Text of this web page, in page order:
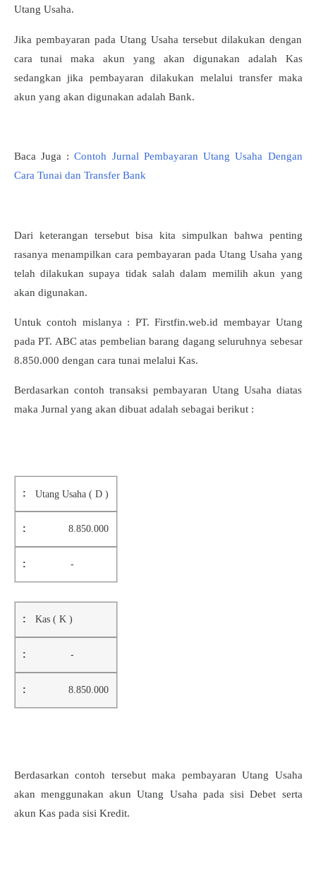
Utang Usaha.
Jika pembayaran pada Utang Usaha tersebut dilakukan dengan
cara tunai maka akun yang akan digunakan adalah Kas
sedangkan jika pembayaran dilakukan melalui transfer maka
akun yang akan digunakan adalah Bank.
Baca Juga :Contoh Jurnal Pembayaran Utang Usaha Dengan
Cara Tunai dan Transfer Bank
Dari keterangan tersebut bisa kita simpulkan bahwa penting
rasanya menampilkan cara pembayaran pada Utang Usaha yang
telah dilakukan supaya tidak salah dalam memilih akun yang
akan digunakan.
Untuk contoh mislanya : PT. Firstfin.web.id membayar Utang
pada PT. ABC atas pembelian barang dagang seluruhnya sebesar
8.850.000 dengan cara tunai melalui Kas.
Berdasarkan contoh transaksi pembayaran Utang Usaha diatas
maka Jurnal yang akan dibuat adalah sebagai berikut :
Utang Usaha ( D )
8.850.000
-
Kas ( K )
-
8.850.000
Berdasarkan contoh tersebut maka pembayaran Utang Usaha
akan menggunakan akun Utang Usaha pada sisi Debet serta
akun Kas pada sisi Kredit.